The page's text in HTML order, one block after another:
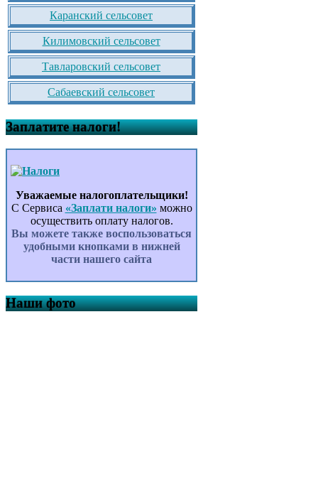
Каранский сельсовет
Килимовский сельсовет
Тавларовский сельсовет
Сабаевский сельсовет
Заплатите налоги!
Уважаемые налогоплательщики!
С Сервиса «Заплати налоги» можно
осуществить оплату налогов.
Вы можете также воспользоваться
удобными кнопками в нижней
части нашего сайта
Наши фото